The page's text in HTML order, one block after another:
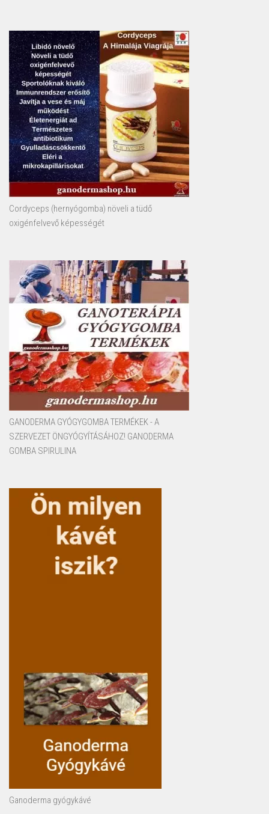
Cordyceps (hernyógomba) növeli a tüdő
oxigénfelvevő képességét
GANODERMA GYÓGYGOMBA TERMÉKEK - A
SZERVEZET ÖNGYÓGYÍTÁSÁHOZ! GANODERMA
GOMBA SPIRULINA
Ganoderma gyógykávé